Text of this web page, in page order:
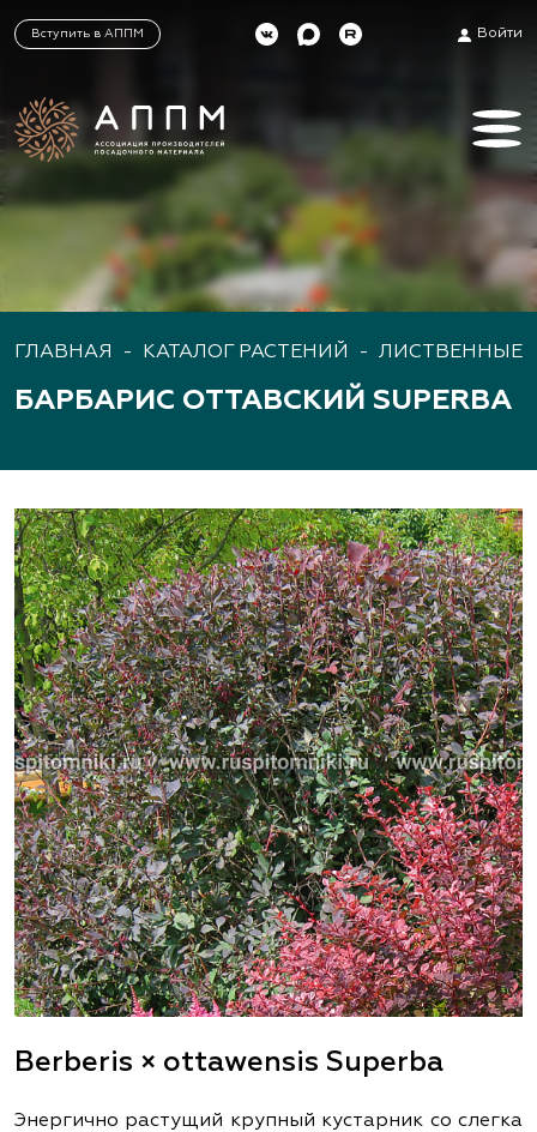
Вступить в АППМ Войти
ГЛАВНАЯ - КАТАЛОГ РАСТЕНИЙ - ЛИСТВЕННЫЕ
БАРБАРИС ОТТАВСКИЙ SUPERBA
Berberis × ottawensis Superba
Энергично растущий крупный кустарник со слегка